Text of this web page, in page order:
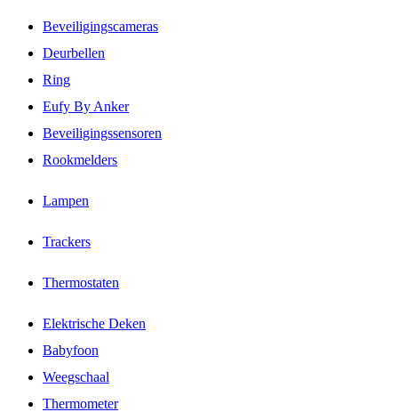
Beveiligingscameras
Deurbellen
Ring
Eufy By Anker
Beveiligingssensoren
Rookmelders
Lampen
Trackers
Thermostaten
Elektrische Deken
Babyfoon
Weegschaal
Thermometer